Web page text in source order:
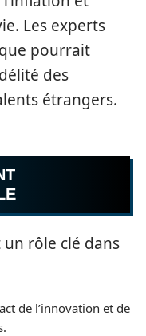
Les experts
pourrait
des
étrangers.
rôle clé dans
de l’innovation et de